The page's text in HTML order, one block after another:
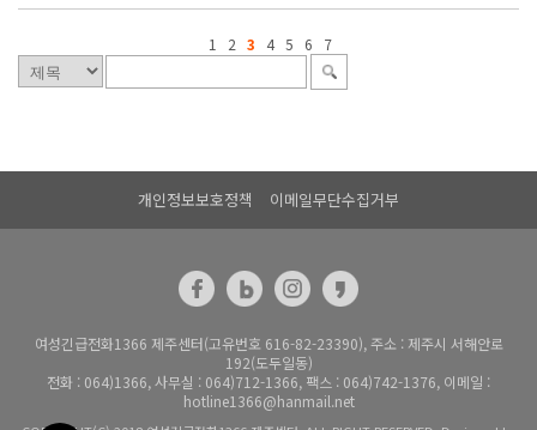
1 2 3 4 5 6 7
개인정보보호정책 이메일무단수집거부
여성긴급전화1366 제주센터(고유번호 616-82-23390), 주소 : 제주시 서해안로
192(도두일동)
전화 : 064)1366, 사무실 : 064)712-1366, 팩스 : 064)742-1376, 이메일 :
hotline1366@hanmail.net